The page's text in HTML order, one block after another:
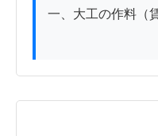
一、大工の作料（